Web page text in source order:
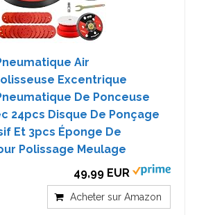
Air
Excentrique
De Ponceuse
24pcs Disque De Ponçage
Et 3pcs Éponge De
Polissage Meulage
49,99 EUR
Acheter sur Amazon